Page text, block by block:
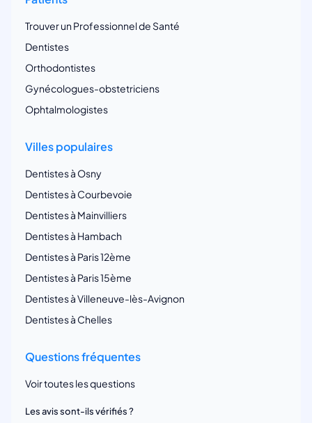
Trouver un Professionnel de Santé
Dentistes
Orthodontistes
Gynécologues-obstetriciens
Ophtalmologistes
Villes populaires
Dentistes à Osny
Dentistes à Courbevoie
Dentistes à Mainvilliers
Dentistes à Hambach
Dentistes à Paris 12ème
Dentistes à Paris 15ème
Dentistes à Villeneuve-lès-Avignon
Dentistes à Chelles
Questions fréquentes
Voir toutes les questions
Les avis sont-ils vérifiés ?